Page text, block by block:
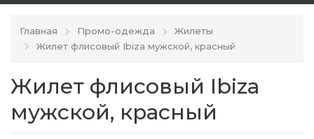
Главная Промо-одежда
Жилеты
Жилет флисовый Ibiza мужской, красный
Жилет флисовый Ibiza
мужской, красный